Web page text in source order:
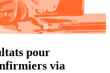
pour
via